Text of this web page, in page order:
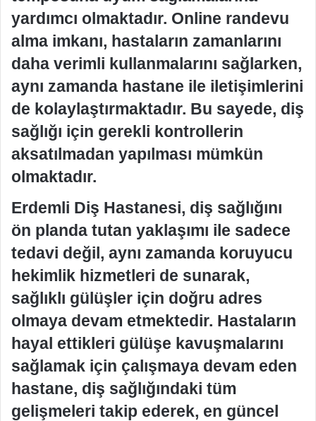
yardımcı olmaktadır. Online randevu
alma imkanı, hastaların zamanlarını
daha verimli kullanmalarını sağlarken,
aynı zamanda hastane ile iletişimlerini
de kolaylaştırmaktadır. Bu sayede, diş
sağlığı için gerekli kontrollerin
aksatılmadan yapılması mümkün
olmaktadır.
Erdemli Diş Hastanesi, diş sağlığını
ön planda tutan yaklaşımı ile sadece
tedavi değil, aynı zamanda koruyucu
hekimlik hizmetleri de sunarak,
sağlıklı gülüşler için doğru adres
olmaya devam etmektedir. Hastaların
hayal ettikleri gülüşe kavuşmalarını
sağlamak için çalışmaya devam eden
hastane, diş sağlığındaki tüm
gelişmeleri takip ederek, en güncel